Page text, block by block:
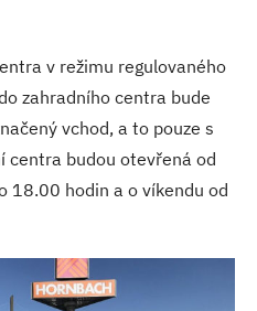
v režimu regulovaného
zahradního centra bude
vchod, a to pouze s
centra budou otevřená od
18.00 hodin a o víkendu od